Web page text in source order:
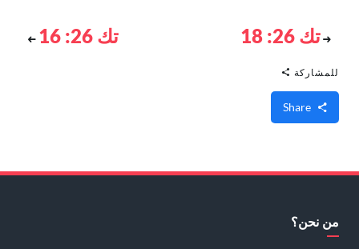
تك 26: 18 تك 26: 16
للمشاركة
من نحن؟